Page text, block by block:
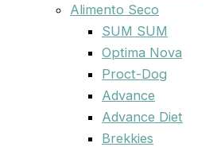
Alimento Seco
SUM SUM
Optima Nova
Proct-Dog
Advance
Advance Diet
Brekkies